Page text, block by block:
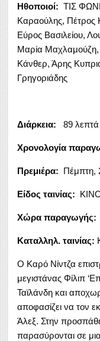
Ηθοποιοί: ΤΙΣ
Καραούλης, Πέτρος
Εύρος Βασιλείου,
Μαρία
Κάνθερ, Άρης
Γρηγοριάδης
Διάρκεια: 89 λεπτά
Χρονολογία
Πρεμιέρα: Πέμπτη,
Είδος ταινίας:
Χώρα παραγωγής:
Καταλληλ. ταινίας:
O Καρό Νίντζα
μεγιστάνας Φίλιπ
Ταϊλάνδη και
αποφασίζει να τον
Άλεξ. Στην
παρασύρονται σε